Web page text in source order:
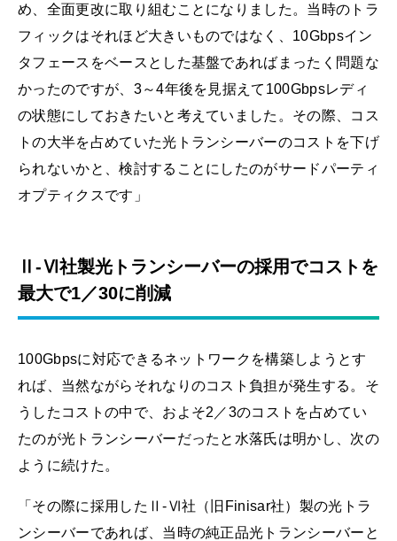
め、全面更改に取り組むことになりました。当時のトラ
フィックはそれほど大きいものではなく、10Gbpsイン
タフェースをベースとした基盤であればまったく問題な
かったのですが、3～4年後を見据えて100Gbpsレディ
の状態にしておきたいと考えていました。その際、コス
トの大半を占めていた光トランシーバーのコストを下げ
られないかと、検討することにしたのがサードパーティ
オプティクスです」
Ⅱ-Ⅵ社製光トランシーバーの採用でコストを
最大で1／30に削減
100Gbpsに対応できるネットワークを構築しようとす
れば、当然ながらそれなりのコスト負担が発生する。そ
うしたコストの中で、およそ2／3のコストを占めてい
たのが光トランシーバーだったと水落氏は明かし、次の
ように続けた。
「その際に採用したⅡ-Ⅵ社（旧Finisar社）製の光トラ
ンシーバーであれば、当時の純正品光トランシーバーと